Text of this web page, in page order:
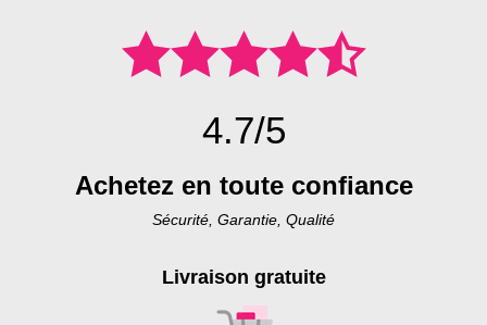
4.7/5
Achetez en toute confiance
Sécurité, Garantie, Qualité
Livraison gratuite